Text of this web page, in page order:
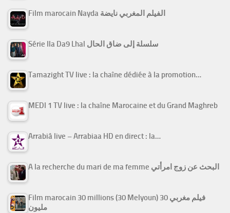
Film marocain Nayda الفيلم المغربي نايضة
Série Ila Da9 Lhal سلسلة إلى ضاق الحال
Tamazight TV live : la chaîne dédiée à la promotion…
MEDI 1 TV live : la chaîne Marocaine et du Grand Maghreb
Arrabiâ live – Arrabiaa HD en direct : la…
A la recherche du mari de ma femme البحث عن زوج امرأتي
Film marocain 30 millions (30 Melyoun) فيلم مغربي 30
مليون